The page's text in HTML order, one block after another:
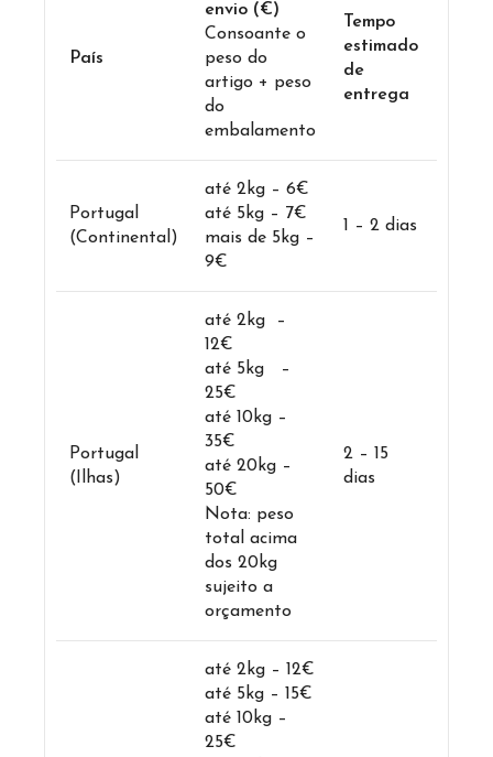
País
envio (€)
Consoante o
peso do
artigo + peso
do
embalamento
Tempo
estimado
de
entrega
Portugal
(Continental)
até 2kg – 6€
até 5kg – 7€
mais de 5kg –
9€
1 – 2 dias
Portugal
(Ilhas)
até 2kg –
12€
até 5kg –
25€
até 10kg –
35€
até 20kg –
50€
Nota: peso
total acima
dos 20kg
sujeito a
orçamento
2 – 15
dias
até 2kg – 12€
até 5kg – 15€
até 10kg –
25€